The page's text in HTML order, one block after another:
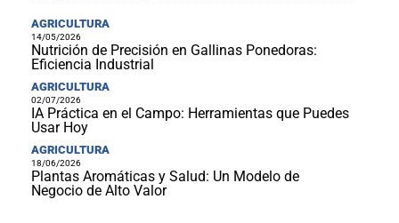
AGRICULTURA
14/05/2026
Nutrición de Precisión en Gallinas Ponedoras:
Eficiencia Industrial
AGRICULTURA
02/07/2026
IA Práctica en el Campo: Herramientas que Puedes
Usar Hoy
AGRICULTURA
18/06/2026
Plantas Aromáticas y Salud: Un Modelo de
Negocio de Alto Valor